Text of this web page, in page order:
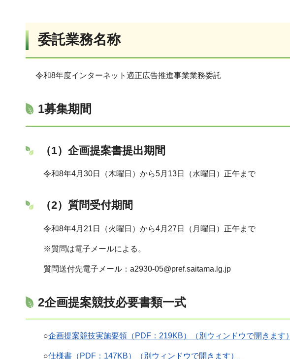
委託業務名称
令和8年度インターネット適正広告推進事業業務委託
1募集期間
（1）企画提案書提出期間
令和8年4月30日（木曜日）から5月13日（水曜日）正午まで
（2）質問受付期間
令和8年4月21日（火曜日）から4月27日（月曜日）正午まで
※質問は電子メールによる。
質問送付先電子メール：a2930-05@pref.saitama.lg.jp
2企画提案競技必要書類一式
○企画提案競技実施要領（PDF：219KB）（別ウィンドウで開きます）
○仕様書（PDF：147KB）（別ウィンドウで開きます）